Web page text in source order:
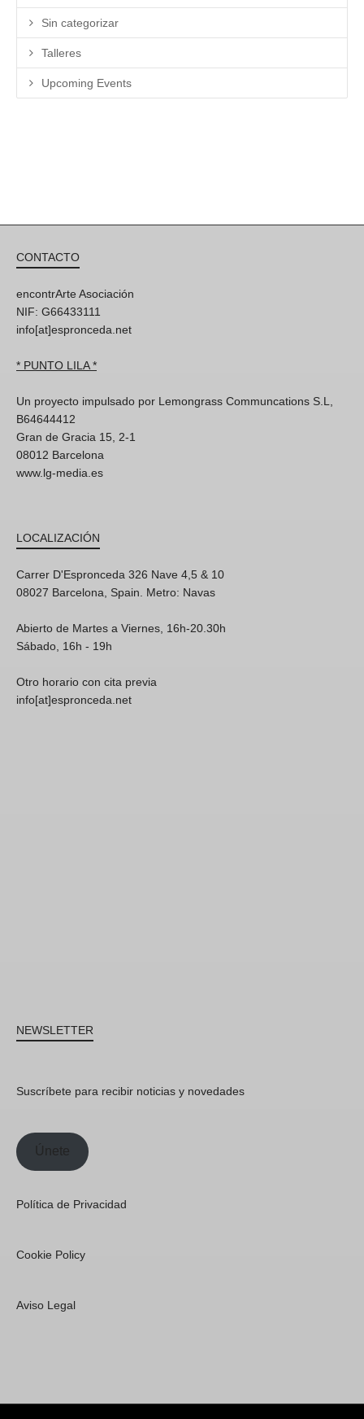
Sin categorizar
Talleres
Upcoming Events
CONTACTO
encontrArte Asociación
NIF: G66433111
info[at]espronceda.net
* PUNTO LILA *
Un proyecto impulsado por Lemongrass Communcations S.L,
B64644412
Gran de Gracia 15, 2-1
08012 Barcelona
www.lg-media.es
LOCALIZACIÓN
Carrer D'Espronceda 326 Nave 4,5 & 10
08027 Barcelona, Spain. Metro: Navas
Abierto de Martes a Viernes, 16h-20.30h
Sábado, 16h - 19h
Otro horario con cita previa
info[at]espronceda.net
NEWSLETTER
Suscríbete para recibir noticias y novedades
Únete
Política de Privacidad
Cookie Policy
Aviso Legal